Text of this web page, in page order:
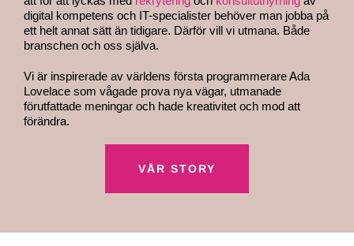
digital kompetens och IT-specialister behöver man jobba på
ett helt annat sätt än tidigare. Därför vill vi utmana. Både
branschen och oss själva.
Vi är inspirerade av världens första programmerare Ada
Lovelace som vågade prova nya vägar, utmanade
förutfattade meningar och hade kreativitet och mod att
förändra.
VÅR STORY